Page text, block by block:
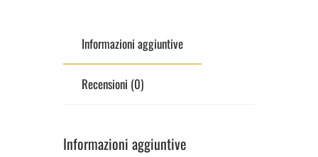
Informazioni aggiuntive
Recensioni (0)
Informazioni aggiuntive